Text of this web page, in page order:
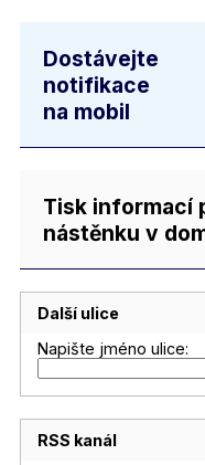
Dostávejte
notifikace
na mobil
Tisk informací
nástěnku v
Další ulice
Napište jméno ulice:
RSS kanál